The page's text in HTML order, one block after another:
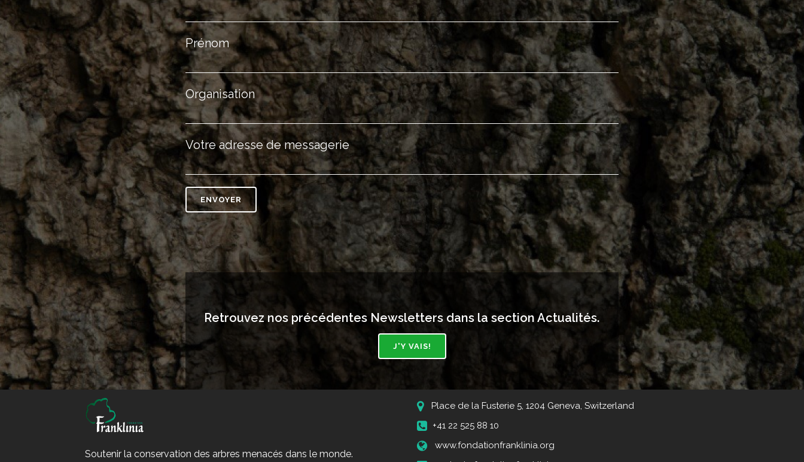
Prénom
Organisation
Votre adresse de messagerie
Retrouvez nos précédentes Newsletters dans la section Actualités.
J'Y VAIS!
Soutenir la conservation des arbres menacés dans le monde.
Place de la Fusterie 5, 1204 Geneva, Switzerland
+41 22 525 88 10
www.fondationfranklinia.org